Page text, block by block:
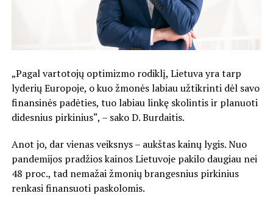
„Pagal vartotojų optimizmo rodiklį, Lietuva yra tarp
lyderių Europoje, o kuo žmonės labiau užtikrinti dėl savo
finansinės padėties, tuo labiau linkę skolintis ir planuoti
didesnius pirkinius“, – sako D. Burdaitis.
Anot jo, dar vienas veiksnys – aukštas kainų lygis. Nuo
pandemijos pradžios kainos Lietuvoje pakilo daugiau nei
48 proc., tad nemažai žmonių brangesnius pirkinius
renkasi finansuoti paskolomis.